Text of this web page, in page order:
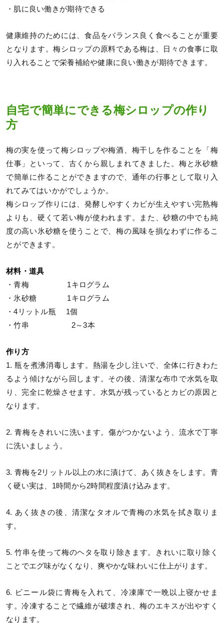
・肌に良い働きが期待できる
健康維持のためには、食品をバランス良く食べることが重要
となります。梅シロップの原料である梅は、日々の食事に取
り入れることで栄養補給や健康に良い働きが期待できます。
自宅で簡単にできる梅シロップの作り
方
梅の実を使って梅シロップや梅酒、梅干しを作ることを「梅
仕事」といって、古くから親しまれてきました。梅と氷砂糖
で簡単に作ることができますので、通年の行事として取り入
れてみてはいかがでしょうか。
梅シロップ作りには、発酵しやすくカビが生えやすい完熟梅
よりも、硬くて若い梅が使われます。また、砂糖の中でも純
度の高い氷砂糖を使うことで、梅の風味を損なわずに作るこ
とができます。
材料・道具
・青梅 1キログラム
・氷砂糖 1キログラム
・4リットル瓶 1個
・竹串 2～3本
作り方
1. 瓶を煮沸消毒します。熱湯を少し注いで、全体に行きわた
るよう傾けながら回します。その後、清潔な布巾で水気を取
り、完全に乾燥させます。水気が残っているとカビの原因と
なります。
2. 青梅をきれいに洗います。傷がつかないよう、流水で丁寧
に洗いましょう。
3. 青梅を2リットル以上の水に漬けて、あく抜きをします。青
く硬い実は、1時間から2時間程度漬け込みます。
4. あく抜きの後、清潔なタオルで青梅の水気を拭き取りま
す。
5. 竹串を使って梅のヘタを取り除きます。きれいに取り除く
ことでエグ味がなくなり、爽やかな味わいに仕上がります。
6. ビニール袋に青梅を入れて、冷凍庫で一晩以上寝かせま
す。冷凍することで繊維が破壊され、梅のエキスが出やすく
なります。